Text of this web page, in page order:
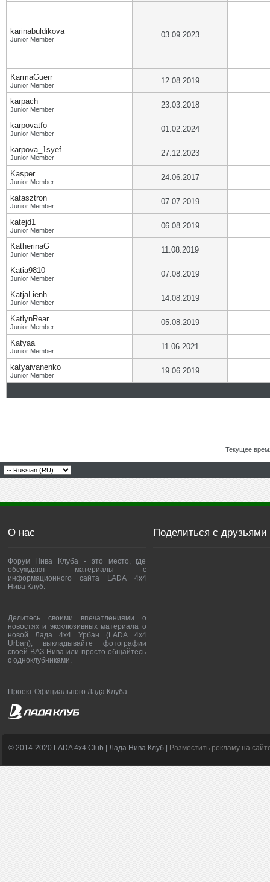
karinabuldikova
Junior Member 03.09.2023
KarmaGuerr
Junior Member 12.08.2019
karpach
Junior Member 23.03.2018
karpovatfo
Junior Member 01.02.2024
karpova_1syef
Junior Member 27.12.2023
Kasper
Junior Member 24.06.2017
katasztron
Junior Member 07.07.2019
katejd1
Junior Member 06.08.2019
KatherinaG
Junior Member 11.08.2019
Katia9810
Junior Member 07.08.2019
KatjaLienh
Junior Member 14.08.2019
KatlynRear
Junior Member 05.08.2019
Katyaa
Junior Member 11.06.2021
katyaivanenko
Junior Member 19.06.2019
Текущее
О нас
Форум Нива Клуба - это место, где
обсуждают материалы с
информационного сайта LADA 4x4
Нива Клуб.
Делитесь своими впечатлениями о
новостях и эксклюзивных материала о
новой Лада 4х4 Урбан (LADA 4x4
Urban), выкладывайте фотографии
своей ВАЗ Нива или просто общайтесь
с одноклубниками.
Проект Официального Лада Клуба
Поделиться с друзьями
© 2014-2020 LADA 4x4 Club | Лада Нива Клуб | Разместить рекламу на